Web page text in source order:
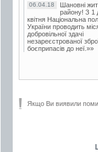
06.04.18
Шановні
району! З 1
квітня Національна
України проводить
добровільної здачі
незареєстрованої
боєприпасів до неї.»»
Якщо Ви виявили